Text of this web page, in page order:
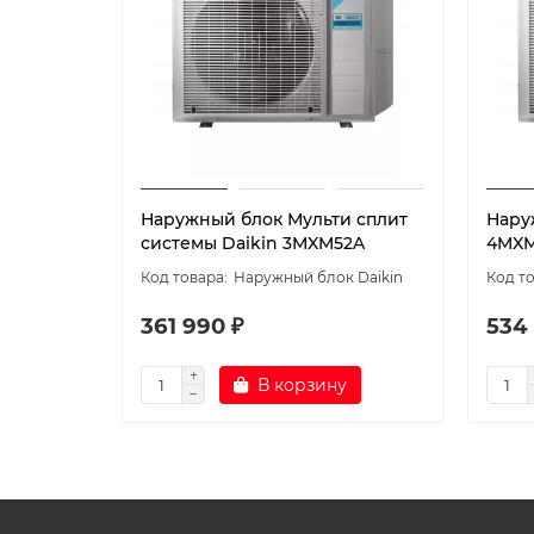
Наружный блок Мульти сплит
системы Daikin 3MXM52A
Наружный блок Daikin
361 990 ₽
В корзину
534